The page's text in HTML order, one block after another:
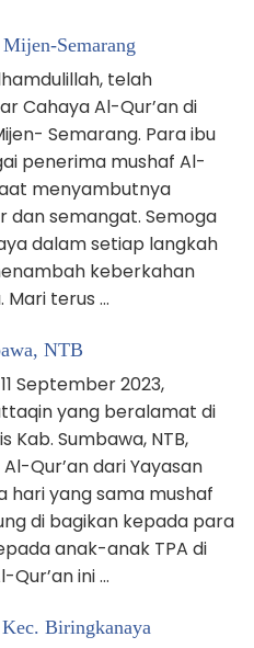
Semarang
telah
Cahaya Al-Qur’an di
Semarang. Para ibu
penerima mushaf Al-
menyambutnya
dan semangat. Semoga
dalam setiap langkah
keberkahan
Mari terus …
NTB
September 2023,
yang beralamat di
Kab. Sumbawa, NTB,
Qur’an dari Yayasan
hari yang sama mushaf
di bagikan kepada para
anak-anak TPA di
Qur’an ini …
Biringkanaya